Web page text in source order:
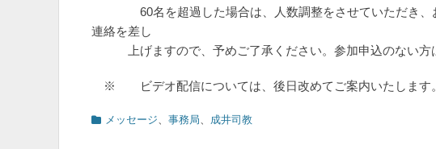
60名を超過した場合は、人数調整をさせていただき、お
連絡を差し
上げますので、予めご了承ください。参加申込のない方は
※ ビデオ配信については、後日改めてご案内いたします。
カ メッセージ 事務局 成井司教